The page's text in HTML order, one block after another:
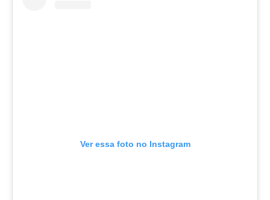
Ver essa foto no Instagram